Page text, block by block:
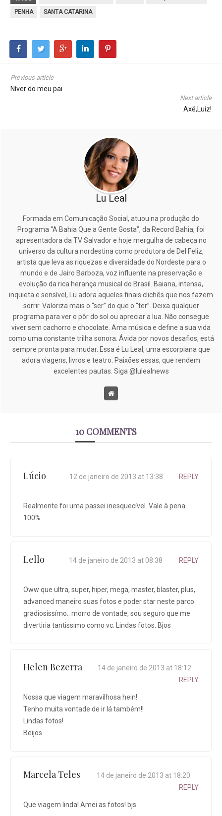
PENHA
SANTA CATARINA
Previous article
Níver do meu pai
Next article
Axé,Luiz!
Lu Leal
Formada em Comunicação Social, atuou na produção do
Programa “A Bahia Que a Gente Gosta”, da Record Bahia, foi
apresentadora da TV Salvador e hoje mergulha de cabeça no
universo da cultura nordestina como produtora de Del Feliz,
artista que leva as riquezas e diversidade do Nordeste para o
mundo e de Jairo Barboza, voz influente na preservação e
evolução da rica herança musical do Brasil. Baiana, intensa,
inquieta e sensível, Lu adora aqueles finais clichês que nos fazem
sorrir. Valoriza mais o “ser” do que o “ter”. Deixa qualquer
programa para ver o pôr do sol ou apreciar a lua. Não consegue
viver sem cachorro e chocolate. Ama música e define a sua vida
como uma constante trilha sonora. Ávida por novos desafios, está
sempre pronta para mudar. Essa é Lu Leal, uma escorpiana que
adora viagens, livros e teatro. Paixões essas, que rendem
excelentes pautas. Siga @lulealnews
10 COMMENTS
Lúcio 12 de janeiro de 2013 at 13:38 REPLY
Realmente foi uma passei inesquecível. Vale à pena
100%.
Lello 14 de janeiro de 2013 at 08:38 REPLY
Oww que ultra, super, hiper, mega, master, blaster, plus,
advanced maneiro suas fotos e poder star neste parco
gradiosissímo.. morro de vontade, sou seguro que me
divertiria tantissimo como vc. Lindas fotos. Bjos
Helen Bezerra
14 de janeiro de 2013 at 18:12
REPLY
Nossa que viagem maravilhosa hein!
Tenho muita vontade de ir lá também!!
Lindas fotos!
Beijos
Marcela Teles
14 de janeiro de 2013 at 18:20
REPLY
Que viagem linda! Amei as fotos! bjs